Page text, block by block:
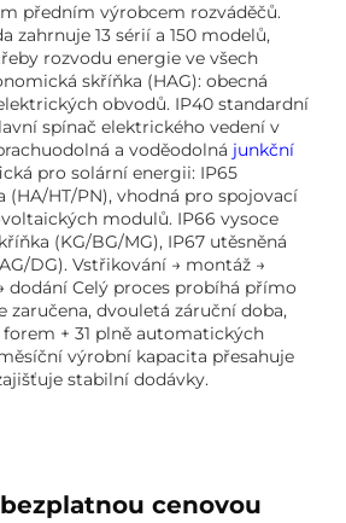
předním výrobcem rozváděčů.
zahrnuje 13 sérií a 150 modelů,
rozvodu energie ve všech
skříňka (HAG): obecná
obvodů. IP40 standardní
spínač elektrického vedení v
a voděodolná junkční
pro solární energii: IP65
(HA/HT/PN), vhodná pro spojovací
modulů. IP66 vysoce
(KG/BG/MG), IP67 utěsněná
DG). Vstřikování → montáž →
dodání Celý proces probíhá přímo
zaručena, dvouletá záruční doba,
+ 31 plně automatických
výrobní kapacita přesahuje
stabilní dodávky.
cenovou